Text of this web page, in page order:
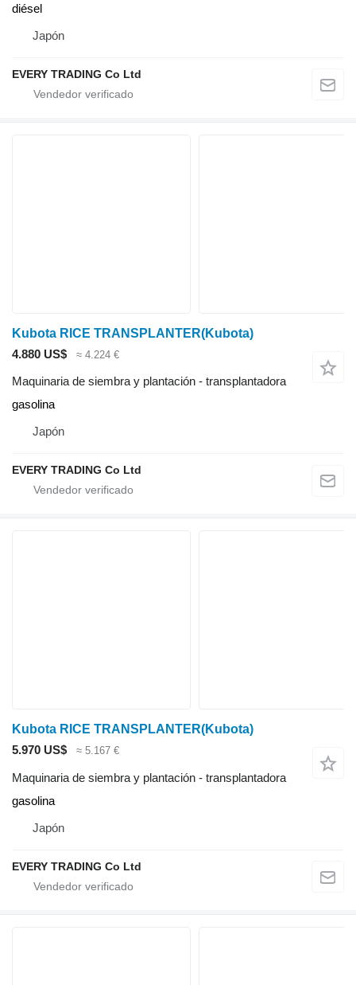
diésel
Japón
EVERY TRADING Co Ltd
Kubota RICE TRANSPLANTER(Kubota)
4.880 US$
≈ 4.224 €
Maquinaria de siembra y plantación - transplantadora
gasolina
Japón
EVERY TRADING Co Ltd
Kubota RICE TRANSPLANTER(Kubota)
5.970 US$
≈ 5.167 €
Maquinaria de siembra y plantación - transplantadora
gasolina
Japón
EVERY TRADING Co Ltd